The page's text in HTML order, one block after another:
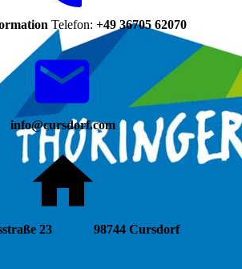
Telefon: +49 36705 62070
info@cursdorf.com
23 98744 Cursdorf